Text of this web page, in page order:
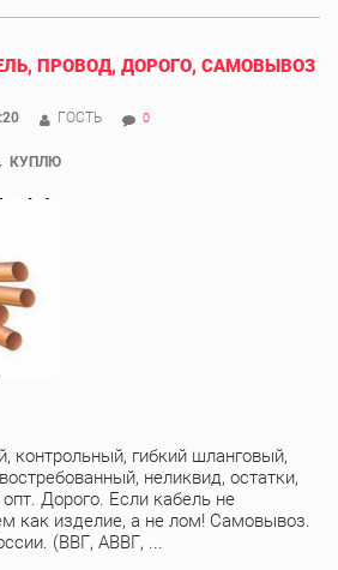
ПРОВОД, ДОРОГО, САМОВЫВОЗ
ГОСТЬ 0
КУПЛЮ
контрольный, гибкий шланговый,
неликвид, остатки,
Дорого. Если кабель не
как изделие, а не лом! Самовывоз.
(ВВГ, АВВГ, ...